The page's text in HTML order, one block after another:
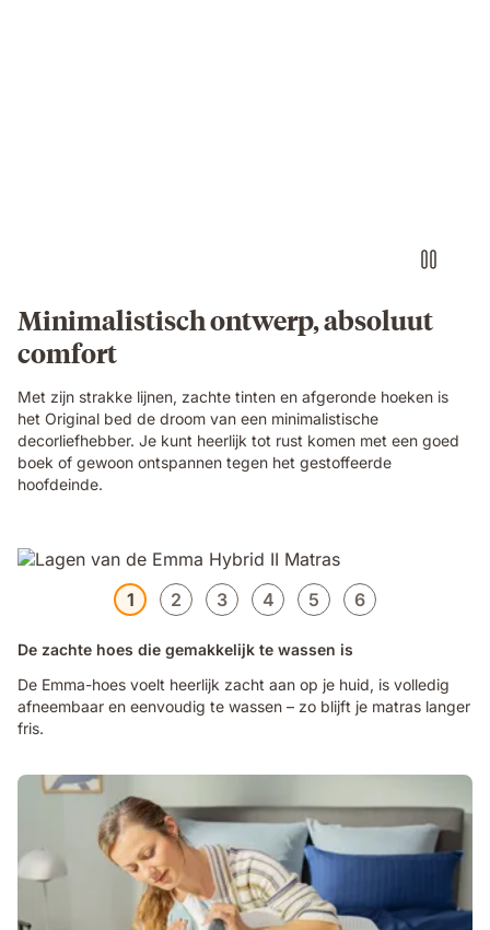
Minimalistisch ontwerp, absoluut
comfort
Met zijn strakke lijnen, zachte tinten en afgeronde hoeken is
het Original bed de droom van een minimalistische
decorliefhebber. Je kunt heerlijk tot rust komen met een goed
boek of gewoon ontspannen tegen het gestoffeerde
hoofdeinde.
1 2 3 4 5 6
De zachte hoes die gemakkelijk te wassen is
De Emma-hoes voelt heerlijk zacht aan op je huid, is volledig
afneembaar en eenvoudig te wassen – zo blijft je matras langer
fris.